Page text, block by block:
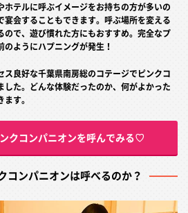
ホテルに呼ぶイメージをお持ちの方が多いの
宴会することもできます。呼ぶ場所を変える
ので、遊び慣れた方にもおすすめ。完全なプ
ようにハプニングが発生！
良好な千葉県南房総のコテージでピンクコ
した。どんな体験だったのか、何がよかった
す。
クコンパニオンを呼んでみる♡
コンパニオンは呼べるのか？